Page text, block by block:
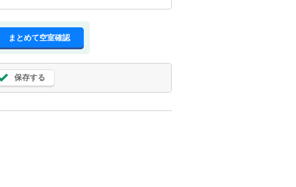
まとめて空室確認
保存する